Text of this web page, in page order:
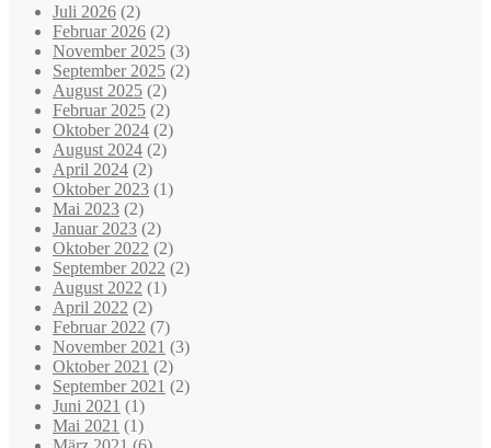
Juli 2026 (2)
Februar 2026 (2)
November 2025 (3)
September 2025 (2)
August 2025 (2)
Februar 2025 (2)
Oktober 2024 (2)
August 2024 (2)
April 2024 (2)
Oktober 2023 (1)
Mai 2023 (2)
Januar 2023 (2)
Oktober 2022 (2)
September 2022 (2)
August 2022 (1)
April 2022 (2)
Februar 2022 (7)
November 2021 (3)
Oktober 2021 (2)
September 2021 (2)
Juni 2021 (1)
Mai 2021 (1)